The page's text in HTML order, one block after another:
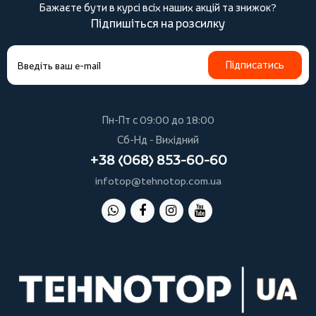
Бажаєте бути в курсі всіх наших акцій та знижок?
Підпишіться на розсилку
Підписатись
Пн-Пт с 09:00 до 18:00
Сб-Нд - Вихідний
+38 (068) 853-60-60
infotop@tehnotop.com.ua